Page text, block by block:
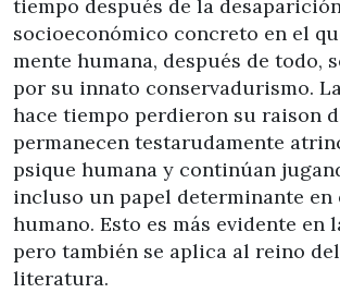
tiempo después de la
socioeconómico concreto en el
mente humana, después de todo,
por su innato conservadurismo.
hace tiempo perdieron su raison
permanecen testarudamente
psique humana y continúan
incluso un papel determinante
humano. Esto es más evidente en
pero también se aplica al reino
literatura.